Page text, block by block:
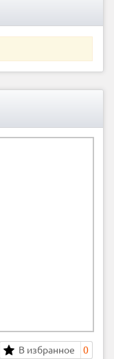
В избранное 0